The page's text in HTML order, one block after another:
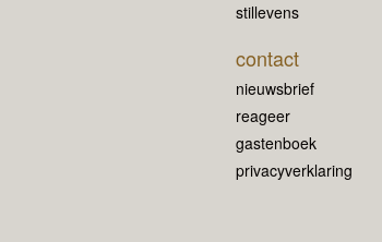
stillevens
contact
nieuwsbrief
reageer
gastenboek
privacyverklaring